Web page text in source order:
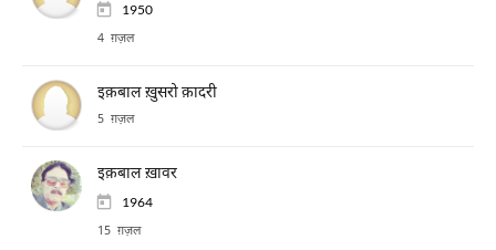
1950
4 ग़ज़ल
इक़बाल ख़ुसरो क़ादरी
5 ग़ज़ल
इक़बाल ख़ावर
1964
15 ग़ज़ल